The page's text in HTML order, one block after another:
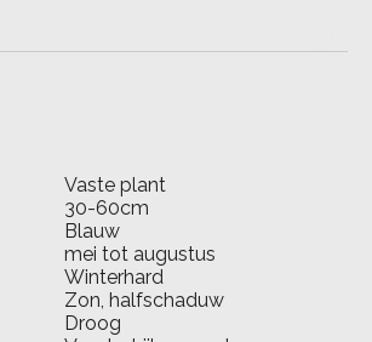
Vaste plant
30-60cm
Blauw
mei tot augustus
Winterhard
Zon, halfschaduw
Droog